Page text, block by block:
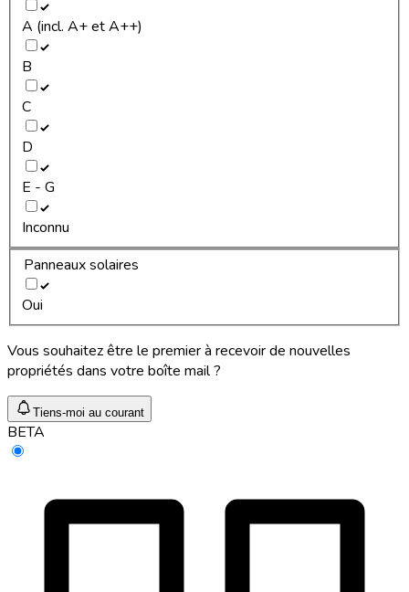
A (incl. A+ et A++)
B
C
D
E - G
Inconnu
Panneaux solaires
Oui
Vous souhaitez être le premier à recevoir de nouvelles
propriétés dans votre boîte mail ?
Tiens-moi au courant
BETA